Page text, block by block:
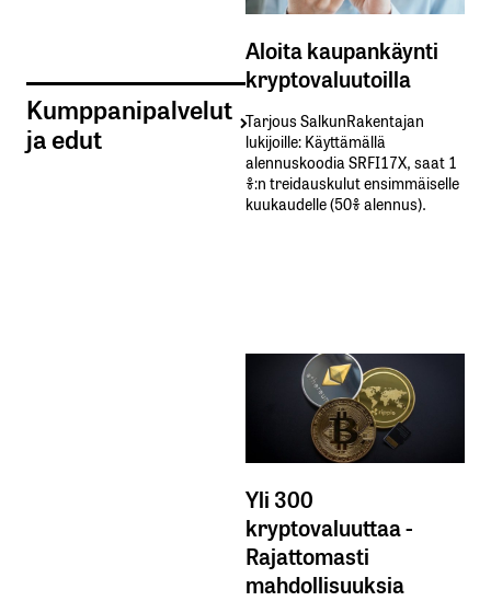
Kumppanipalvelut
ja edut
Aloita kaupankäynti
kryptovaluutoilla
Tarjous SalkunRakentajan
lukijoille: Käyttämällä​ ​
alennuskoodia​ ​SRFI17X,​ ​saat​ ​1
%:n treidauskulut​ ​ensimmäiselle​ ​
kuukaudelle​ ​(50%​ ​alennus).
Yli 300
kryptovaluuttaa -
Rajattomasti
mahdollisuuksia